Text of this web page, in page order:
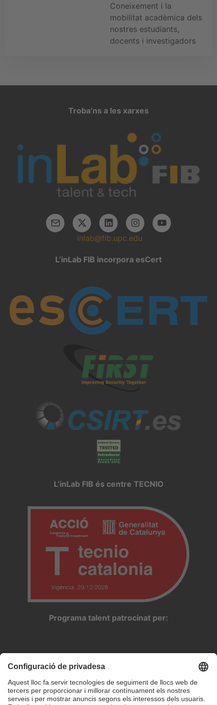
Coneixement i la
mobilitat acadèmica dels
nostres estudiants,
docents i investigadors
Troba’ns a les xarxes
inlab@fib.upc.edu
L’inLab FIB incorpora esCert
L’inLab FIB és centre TECNIO
Programa talent patrocinat per: